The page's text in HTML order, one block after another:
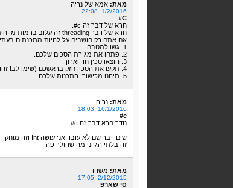
מאת: אמא של נריה
1/2/2016 22:08
C#
חרא של דבר זה c#.
חרא של דבר threading זה עלוב ברמות מדהימות!
אם אתם רק חושבים על להיות מתכנתים
1. גשו למטבח.
2. פתחו את מגירת הסכום שלכם.
3. הוצאו סכין חד וארוך.
4. תקעו את הסכין חזק בראשכם (שימו לב! זהו השלב החשוב ביותר, בלעדיו זה לא יעבוד!)
5. תיהנו מכישורי התכנות שלכם.
מאת: נריה
16/1/2016 18:03
c#
נודר חרא דבר זה c#
שום דבר שם לא עובד אני עושה Int וזה מוחק דברים מקובץ txt!
זה בלתי הגיוני מה שהולך פה!
מאת: משהו
2/12/2015 17:05
סי שארפ